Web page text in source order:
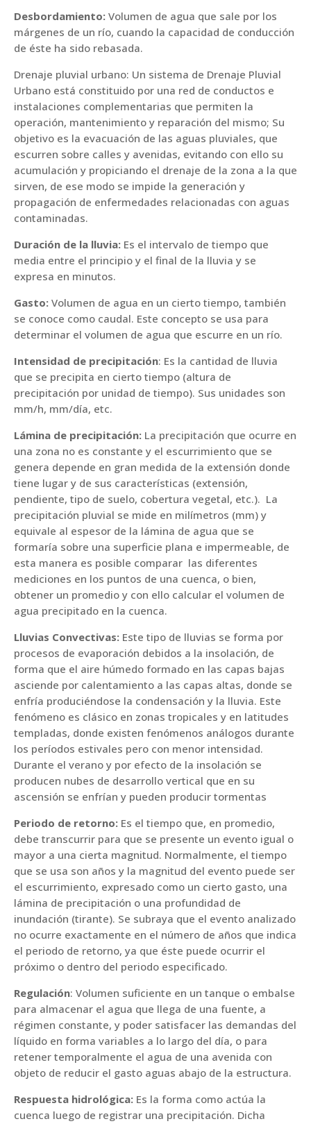
Desbordamiento: Volumen de agua que sale por los
márgenes de un río, cuando la capacidad de conducción
de éste ha sido rebasada.
Drenaje pluvial urbano: Un sistema de Drenaje Pluvial
Urbano está constituido por una red de conductos e
instalaciones complementarias que permiten la
operación, mantenimiento y reparación del mismo; Su
objetivo es la evacuación de las aguas pluviales, que
escurren sobre calles y avenidas, evitando con ello su
acumulación y propiciando el drenaje de la zona a la que
sirven, de ese modo se impide la generación y
propagación de enfermedades relacionadas con aguas
contaminadas.
Duración de la lluvia: Es el intervalo de tiempo que
media entre el principio y el final de la lluvia y se
expresa en minutos.
Gasto: Volumen de agua en un cierto tiempo, también
se conoce como caudal. Este concepto se usa para
determinar el volumen de agua que escurre en un río.
Intensidad de precipitación: Es la cantidad de lluvia
que se precipita en cierto tiempo (altura de
precipitación por unidad de tiempo). Sus unidades son
mm/h, mm/día, etc.
Lámina de precipitación: La precipitación que ocurre en
una zona no es constante y el escurrimiento que se
genera depende en gran medida de la extensión donde
tiene lugar y de sus características (extensión,
pendiente, tipo de suelo, cobertura vegetal, etc.). La
precipitación pluvial se mide en milímetros (mm) y
equivale al espesor de la lámina de agua que se
formaría sobre una superficie plana e impermeable, de
esta manera es posible comparar las diferentes
mediciones en los puntos de una cuenca, o bien,
obtener un promedio y con ello calcular el volumen de
agua precipitado en la cuenca.
Lluvias Convectivas: Este tipo de lluvias se forma por
procesos de evaporación debidos a la insolación, de
forma que el aire húmedo formado en las capas bajas
asciende por calentamiento a las capas altas, donde se
enfría produciéndose la condensación y la lluvia. Este
fenómeno es clásico en zonas tropicales y en latitudes
templadas, donde existen fenómenos análogos durante
los períodos estivales pero con menor intensidad.
Durante el verano y por efecto de la insolación se
producen nubes de desarrollo vertical que en su
ascensión se enfrían y pueden producir tormentas
Periodo de retorno: Es el tiempo que, en promedio,
debe transcurrir para que se presente un evento igual o
mayor a una cierta magnitud. Normalmente, el tiempo
que se usa son años y la magnitud del evento puede ser
el escurrimiento, expresado como un cierto gasto, una
lámina de precipitación o una profundidad de
inundación (tirante). Se subraya que el evento analizado
no ocurre exactamente en el número de años que indica
el periodo de retorno, ya que éste puede ocurrir el
próximo o dentro del periodo especificado.
Regulación: Volumen suficiente en un tanque o embalse
para almacenar el agua que llega de una fuente, a
régimen constante, y poder satisfacer las demandas del
líquido en forma variables a lo largo del día, o para
retener temporalmente el agua de una avenida con
objeto de reducir el gasto aguas abajo de la estructura.
Respuesta hidrológica: Es la forma como actúa la
cuenca luego de registrar una precipitación. Dicha